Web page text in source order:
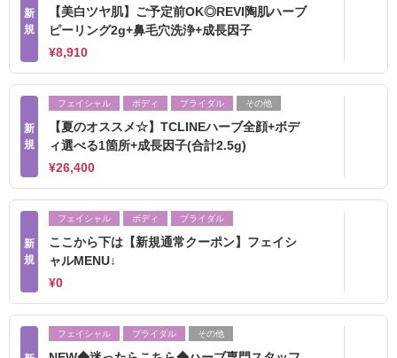
新
規
【美白ツヤ肌】ご予定前OK◎REVI陶肌ハーブ
ピーリング2g+鼻毛穴洗浄+成長因子
¥8,910
新
規
フェイシャル ボディ ブライダル その他
【夏のオススメ☆】TCLINEハーブ全顔+ボデ
ィ選べる1箇所+成長因子(合計2.5g)
¥26,400
新
規
フェイシャル ボディ ブライダル
ここから下は【新規通常クーポン】フェイシ
ャルMENU↓
¥0
フェイシャル ブライダル その他